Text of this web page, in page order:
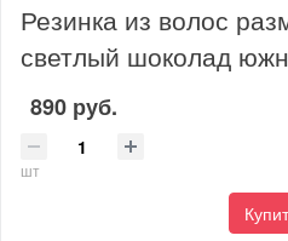
Резинка из волос
светлый шоколад
890 руб.
шт